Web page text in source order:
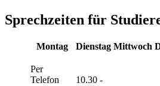
Sprechzeiten für
Montag Dienstag Mittwoch
Per
Telefon
10.30 -